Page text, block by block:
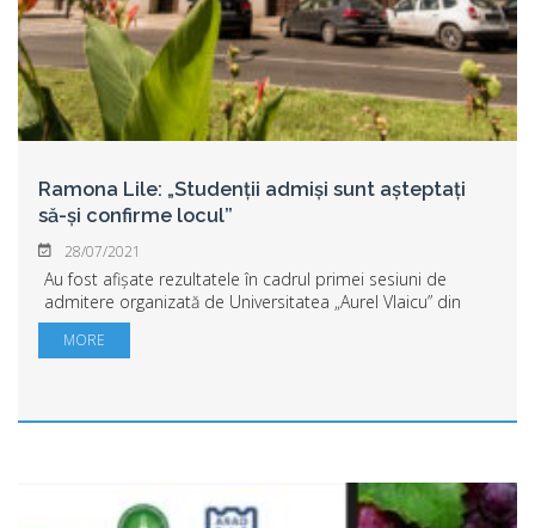
Ramona Lile: „Studenții admiși sunt așteptați
să-și confirme locul”
28/07/2021
Au fost afișate rezultatele în cadrul primei sesiuni de
admitere organizată de Universitatea „Aurel Vlaicu” din
Arad. Începând de miercuri, 28 iulie și până vineri 30 iulie,
cei care au fost declarați...
MORE